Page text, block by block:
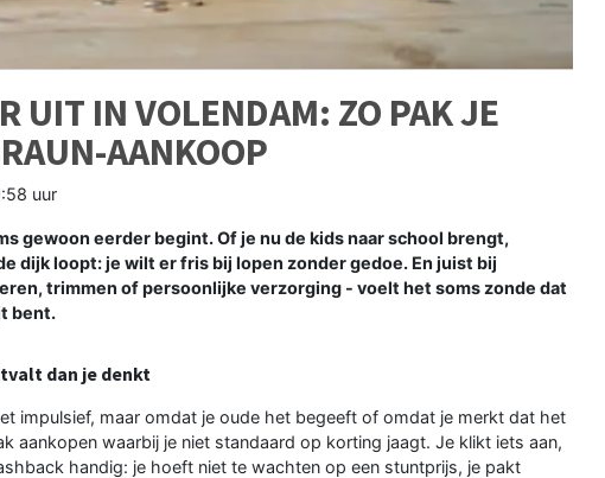
UIT IN VOLENDAM: ZO PAK JE
AANKOOP
uur
gewoon eerder begint. Of je nu de kids naar school brengt,
dijk loopt: je wilt er fris bij lopen zonder gedoe. En juist bij
trimmen of persoonlijke verzorging - voelt het soms zonde dat
bent.
dan je denkt
impulsief, maar omdat je oude het begeeft of omdat je merkt dat het
aankopen waarbij je niet standaard op korting jaagt. Je klikt iets aan,
handig: je hoeft niet te wachten op een stuntprijs, je pakt